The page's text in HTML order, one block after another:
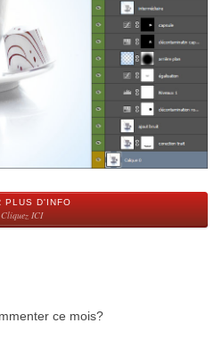
PLUS D'INFO
Cliquez ICI
ce mois?